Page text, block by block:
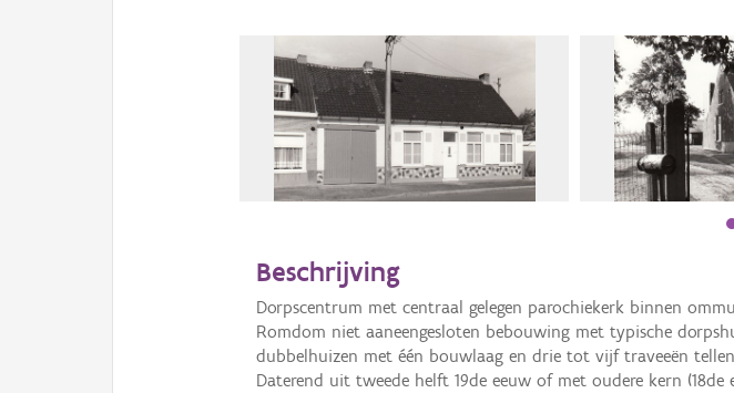
Beschrijving
Dorpscentrum met centraal gelegen parochiekerk binnen
Romdom niet aaneengesloten bebouwing met typische
dubbelhuizen met één bouwlaag en drie tot vijf traveeën
Daterend uit tweede helft 19de eeuw of met oudere kern (18de